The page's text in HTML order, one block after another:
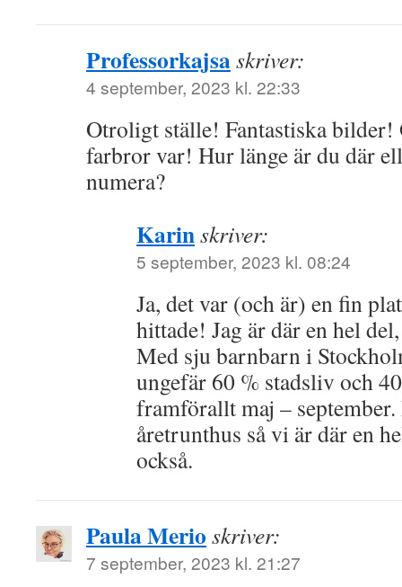
Professorkajsaskriver:
4 september, 2023 kl. 22:33
Otroligt ställe! Fantastiska
farbror var! Hur länge är du där
numera?
Karinskriver:
5 september, 2023 kl. 08:24
Ja, det var (och är) en fin
hittade! Jag är där en hel
Med sju barnbarn i
ungefär 60 % stadsliv och
framförallt maj –
åretrunthus så vi är där en
också.
Paula Merio skriver:
7 september, 2023 kl. 21:27